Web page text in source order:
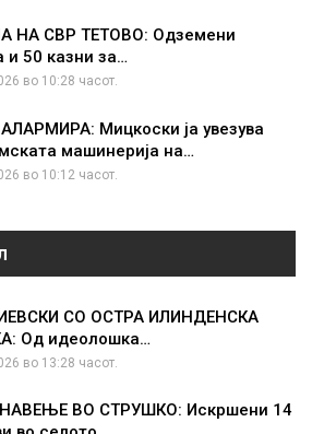
НА СВР ТЕТОВО: Одземени
и 50 казни за…
во 10:28 часот.
Мицкоски ја увезува
машинерија на…
во 10:12 часот.
СО ОСТРА ИЛИНДЕНСКА
Од идеолошка…
во 13:28 часот.
ВО СТРУШКО: Искршени 14